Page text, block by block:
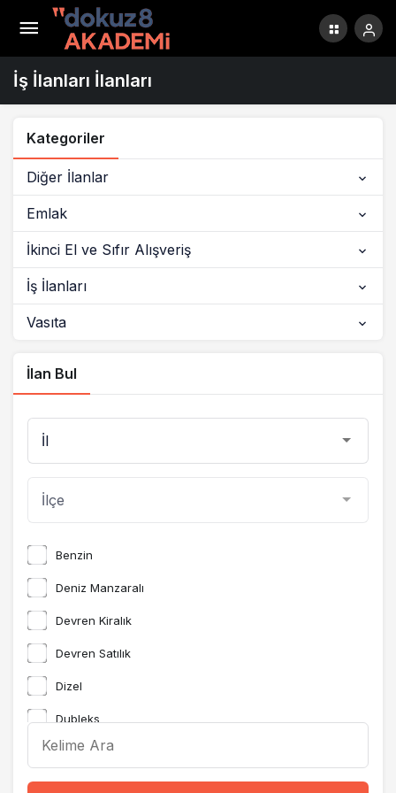
İş İlanları İlanları
Kategoriler
Diğer İlanlar
Emlak
İkinci El ve Sıfır Alışveriş
İş İlanları
Vasıta
İlan Bul
Benzin
Deniz Manzaralı
Devren Kiralık
Devren Satılık
Dizel
Dubleks
etiket
etiket2